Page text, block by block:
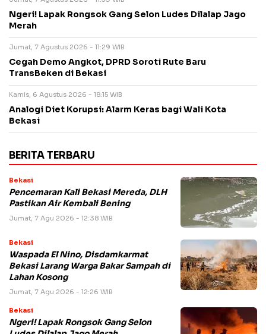
Ngeri! Lapak Rongsok Gang Selon Ludes Dilalap Jago
Merah
Jumat, 7 Agustus 2026 - 11:29 WIB
Cegah Demo Angkot, DPRD Soroti Rute Baru
TransBeken di Bekasi
Kamis, 6 Agustus 2026 - 18:15 WIB
Analogi Diet Korupsi: Alarm Keras bagi Wali Kota
Bekasi
BERITA TERBARU
Bekasi
Pencemaran Kali Bekasi Mereda, DLH
Pastikan Air Kembali Bening
Jumat, 7 Agu 2026 - 12:38 WIB
Bekasi
Waspada El Nino, Disdamkarmat
Bekasi Larang Warga Bakar Sampah di
Lahan Kosong
Jumat, 7 Agu 2026 - 12:26 WIB
Bekasi
Ngeri! Lapak Rongsok Gang Selon